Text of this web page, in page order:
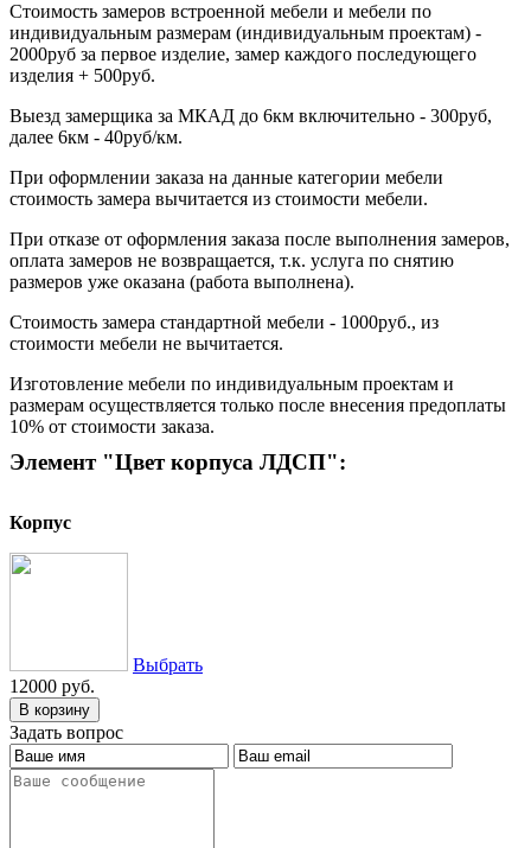
Стоимость замеров встроенной мебели и мебели по
индивидуальным размерам (индивидуальным проектам) -
2000руб за первое изделие, замер каждого последующего
изделия + 500руб.
Выезд замерщика за МКАД до 6км включительно - 300руб,
далее 6км - 40руб/км.
При оформлении заказа на данные категории мебели
стоимость замера вычитается из стоимости мебели.
При отказе от оформления заказа после выполнения замеров,
оплата замеров не возвращается, т.к. услуга по снятию
размеров уже оказана (работа выполнена).
Стоимость замера стандартной мебели - 1000руб., из
стоимости мебели не вычитается.
Изготовление мебели по индивидуальным проектам и
размерам осуществляется только после внесения предоплаты
10% от стоимости заказа.
Элемент "Цвет корпуса ЛДСП":
Корпус
Выбрать
12000 руб.
Задать вопрос